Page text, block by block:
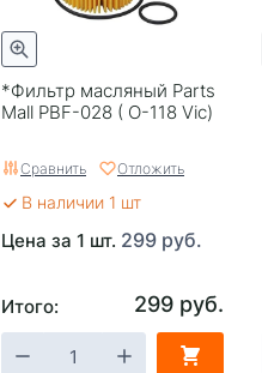
*Фильтр масляный Parts
Mall PBF-028 ( O-118 Vic)
Сравнить Отложить
В наличии 1 шт
Цена за 1 шт. 299 руб.
Итого: 299 руб.